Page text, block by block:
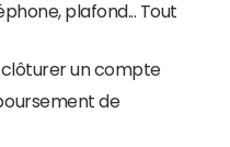
plafond... Tout
un compte
de